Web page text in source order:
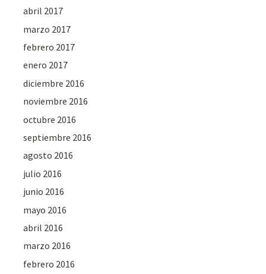
abril 2017
marzo 2017
febrero 2017
enero 2017
diciembre 2016
noviembre 2016
octubre 2016
septiembre 2016
agosto 2016
julio 2016
junio 2016
mayo 2016
abril 2016
marzo 2016
febrero 2016